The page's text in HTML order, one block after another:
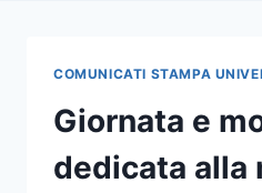
COMUNICATI STAMPA
Giornata e
dedicata alla